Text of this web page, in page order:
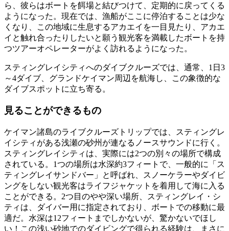
ら、彼らはボートを餌場と結びつけて、定期的に戻ってくる
ようになった。現在では、漁船がここに停泊することは少な
くなり、この地域に生息するアカエイを一目見たり、アカエ
イと触れ合ったりしたいと願う観光客を満載したボートを持
つツアーオペレーターがよく訪れるようになった。
スティングレイシティへのダイブクルーズでは、通常、1日3
～4ダイブ、グランドケイマン周辺を航海し、この象徴的な
ダイブスポットに立ち寄る。
見ることができるもの
ケイマン諸島のライブクルーズトリップでは、スティングレ
イシティがある浅瀬の砂州が連なるノースサウンドに行く。
スティングレイシティは、実際には2つの別々の場所で構成
されている。1つの場所は水深約3フィートで、一般的に「ス
ティングレイサンドバー」と呼ばれ、スノーケラーやダイビ
ングをしない観光客はライフジャケットを着用して海に入る
ことができる。2つ目のやや深い場所、スティングレイ・シ
ティは、ダイバー用に指定されており、ボートでの移動に最
適だ。水深は12フィートまでしかないが、驚かないでほし
い！この浅い砂地でのダイビングで得られる経験は、まさに